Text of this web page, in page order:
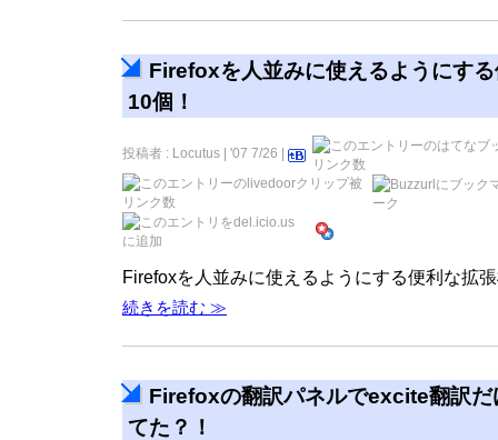
Firefoxを人並みに使えるようにす
10個！
投稿者 : Locutus | '07 7/26 |
Firefoxを人並みに使えるようにする便利な拡
続きを読む ≫
Firefoxの翻訳パネルでexcite翻訳だ
てた？！